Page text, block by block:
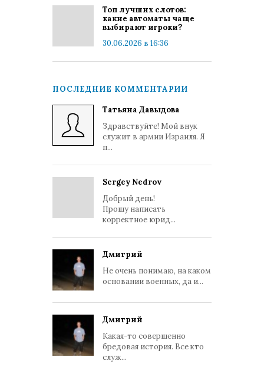
Топ лучших слотов:
какие автоматы чаще
выбирают игроки?
30.06.2026 в 16:36
ПОСЛЕДНИЕ КОММЕНТАРИИ
Татьяна Давыдова
Здравствуйте! Мой внук
служит в армии Израиля. Я
п...
Sergey Nedrov
Добрый день!
Прошу написать
корректное юрид...
Дмитрий
Не очень понимаю, на каком
основании военных, да и...
Дмитрий
Какая-то совершенно
бредовая история. Все кто
служ...